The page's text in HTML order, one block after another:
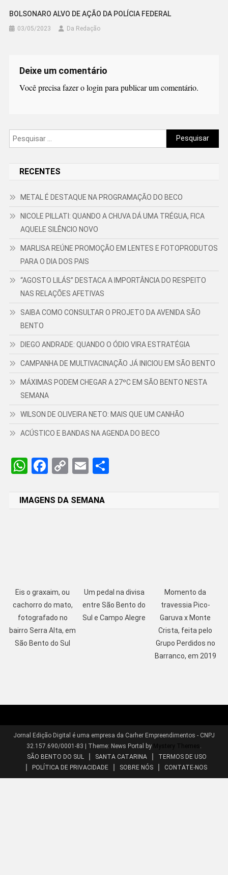
BOLSONARO ALVO DE AÇÃO DA POLÍCIA FEDERAL
03/05/2023 Da Redação
Deixe um comentário
Você precisa fazer ologin para publicar um comentário.
Pesquisar
por:
RECENTES
METAL É DESTAQUE NA PROGRAMAÇÃO DO BECO
NICOLE PILLATI: QUANDO A CHUVA DÁ UMA TRÉGUA, FICA
AQUELE SILÊNCIO NOVO
MARLISA REÚNE PROMOÇÃO EM LENTES E FOTOPRODUTOS
PARA O DIA DOS PAIS
“AGOSTO LILÁS” DESTACA A IMPORTÂNCIA DO RESPEITO
NAS RELAÇÕES AFETIVAS
SAIBA COMO CONSULTAR O PROJETO DA AVENIDA SÃO
BENTO
DIEGO ANDRADE: QUANDO O ÓDIO VIRA ESTRATÉGIA
CAMPANHA DE MULTIVACINAÇÃO JÁ INICIOU EM SÃO BENTO
MÁXIMAS PODEM CHEGAR A 27ºC EM SÃO BENTO NESTA
SEMANA
WILSON DE OLIVEIRA NETO: MAIS QUE UM CANHÃO
ACÚSTICO E BANDAS NA AGENDA DO BECO
WhatsApp
Facebook
CopyEmailShare
IMAGENS DA SEMANA
Eis o graxaim, ou
cachorro do mato,
fotografado no
bairro Serra Alta, em
São Bento do Sul
Um pedal na divisa
entre São Bento do
Sul e Campo Alegre
Momento da
travessia Pico-
Garuva x Monte
Crista, feita pelo
Grupo Perdidos no
Barranco, em 2019
Jornal Edição Digital é uma empresa da Carher Empreendimentos - CNPJ
32.157.690/0001-83 | Theme: News Portal by Mystery Themes .
SÃO BENTO DO SUL
SANTA CATARINA
TERMOS DE USO
POLÍTICA DE PRIVACIDADE
SOBRE NÓS CONTATE-NOS